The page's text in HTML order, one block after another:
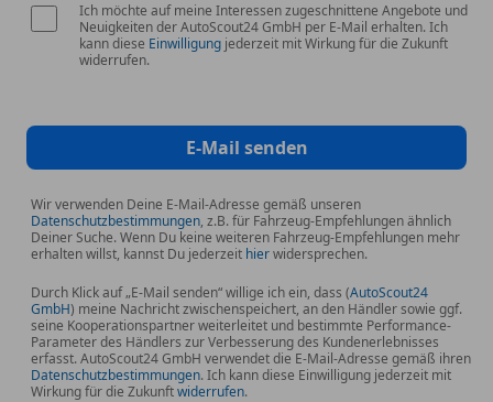
Ich möchte auf meine Interessen zugeschnittene Angebote und
Neuigkeiten der AutoScout24 GmbH per E-Mail erhalten. Ich
kann diese Einwilligung jederzeit mit Wirkung für die Zukunft
widerrufen.
E-Mail senden
Wir verwenden Deine E-Mail-Adresse gemäß unseren
Datenschutzbestimmungen, z.B. für Fahrzeug-Empfehlungen ähnlich
Deiner Suche. Wenn Du keine weiteren Fahrzeug-Empfehlungen mehr
erhalten willst, kannst Du jederzeit hierwidersprechen.
Durch Klick auf „E-Mail senden“ willige ich ein, dass (AutoScout24
GmbH) meine Nachricht zwischenspeichert, an den Händler sowie ggf.
seine Kooperationspartner weiterleitet und bestimmte Performance-
Parameter des Händlers zur Verbesserung des Kundenerlebnisses
erfasst. AutoScout24 GmbH verwendet die E-Mail-Adresse gemäß ihren
Datenschutzbestimmungen. Ich kann diese Einwilligung jederzeit mit
Wirkung für die Zukunftwiderrufen.